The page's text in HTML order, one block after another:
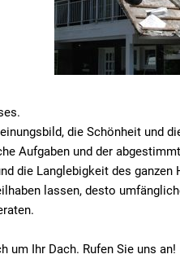
die Schönheit und
Aufgaben und der
die Langlebigkeit des ganzen
lassen, desto
um Ihr Dach. Rufen Sie uns an!